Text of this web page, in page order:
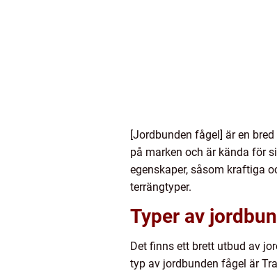
[Jordbunden fågel] är en
på marken och är kända för
egenskaper, såsom kraftiga
terrängtyper.
Typer av
Det finns ett brett utbud av
typ av jordbunden fågel är